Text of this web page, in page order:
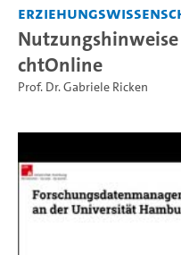
chtOnline
Prof. Dr. Gabriele Ricken